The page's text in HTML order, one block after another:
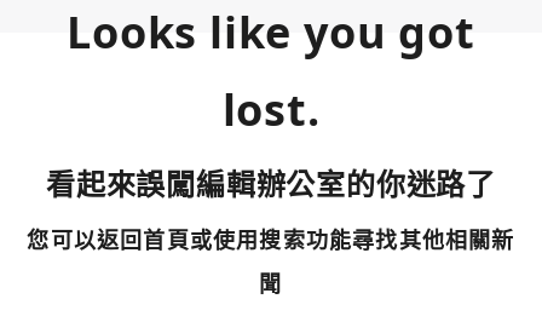
Looks like you got
lost.
看起來誤闖編輯辦公室的你迷路了
您可以返回首頁或使用搜索功能尋找其他相關新
聞
使用以下帳號繼續
您已閒置5分鐘，請點擊關閉按鈕或空白處，即可回到加密